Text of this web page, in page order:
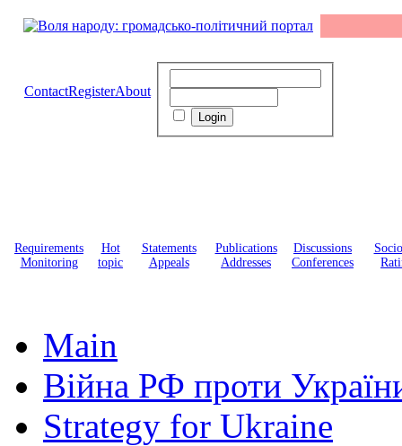
ContactRegisterAbout
Requirements
Monitoring
Hot
topic
Statements
Appeals
Publications
Addresses
Discussions
Conferences
Main
Війна РФ проти
Strategy for Ukraine